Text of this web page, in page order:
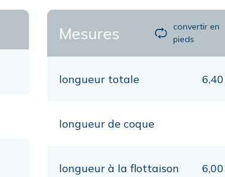
Mesures
convertir en
pieds
longueur totale 6,40
longueur de coque
longueur à la flottaison 6,00